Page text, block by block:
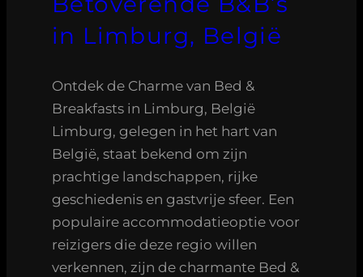
in Limburg, België
Ontdek de Charme van Bed &
Breakfasts in Limburg, België
Limburg, gelegen in het hart van
België, staat bekend om zijn
prachtige landschappen, rijke
geschiedenis en gastvrije sfeer. Een
populaire accommodatieoptie voor
reizigers die deze regio willen
verkennen, zijn de charmante Bed &